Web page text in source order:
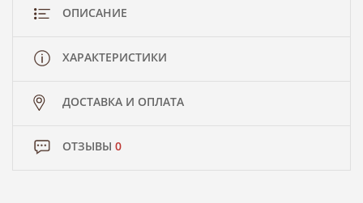
ОПИСАНИЕ
ХАРАКТЕРИСТИКИ
ДОСТАВКА И ОПЛАТА
ОТЗЫВЫ 0